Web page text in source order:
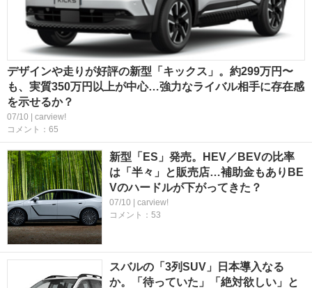
デザインや走りが好評の新型「キックス」。約299万円〜
も、実質350万円以上が中心…強力なライバル相手に存在感
を示せるか？
07/10 | carview!
コメント：65
新型「ES」発売。HEV／BEVの比率
は「半々」と販売店…補助金もありBE
Vのハードルが下がってきた？
07/10 | carview!
コメント：53
スバルの「3列SUV」日本導入なる
か。「待っていた」「絶対欲しい」と